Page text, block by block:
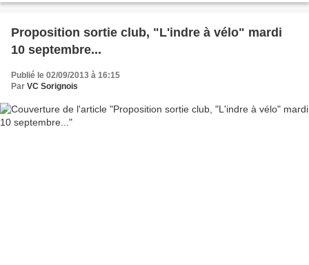
Proposition sortie club, "L'indre à vélo" mardi
10 septembre...
Publié le 02/09/2013 à 16:15
Par VC Sorignois